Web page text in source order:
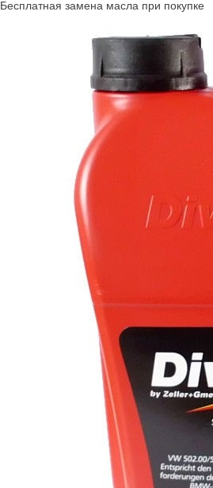
Бесплатная замена масла при покупке